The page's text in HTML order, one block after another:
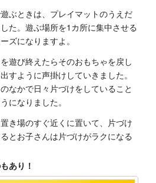
ぶときは、プレイマットのうえだ
た。遊ぶ場所を1カ所に集中させる
ズになりますよ。
遊び終えたらそのおもちゃを戻し
すように声掛けしていきました。
なかで日々片づけをしていること
になりました。
き場のすぐ近くに置いて、片づけ
とお子さんは片づけがラクになる
あり！